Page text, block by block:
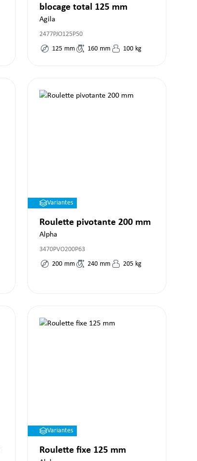
blocage total 125 mm
Agila
2477PJO125P50
125 mm 160 mm 100 kg
Variantes
Roulette pivotante 200 mm
Alpha
3470PVO200P63
200 mm 240 mm 205 kg
Variantes
Roulette fixe 125 mm